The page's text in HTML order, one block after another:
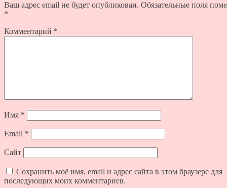
Ваш адрес email не будет опубликован. Обязательные поля
*
Комментарий *
Имя *
Email *
Сайт
Сохранить моё имя, email и адрес сайта в этом браузере для
последующих моих комментариев.